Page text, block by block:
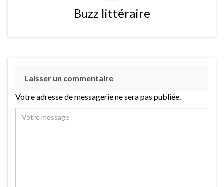
Buzz littéraire
Laisser un commentaire
Votre adresse de messagerie ne sera pas publiée.